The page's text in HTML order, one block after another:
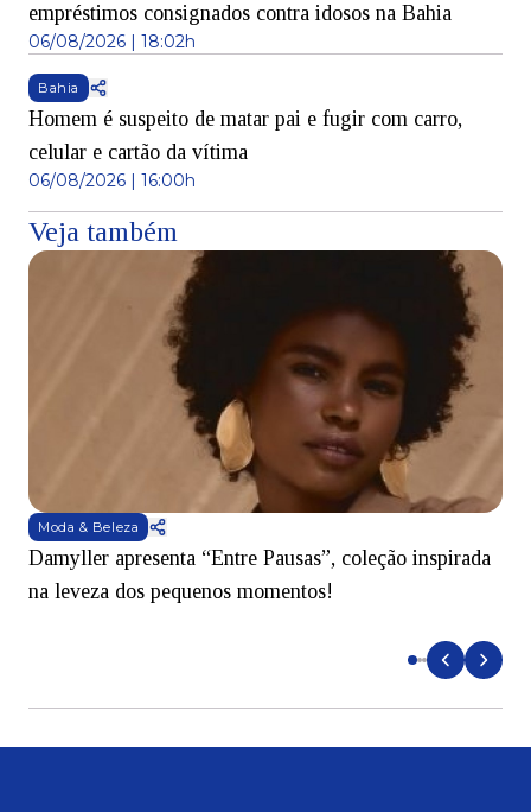
empréstimos consignados contra idosos na Bahia
06/08/2026 | 18:02h
Bahia
Homem é suspeito de matar pai e fugir com carro,
celular e cartão da vítima
06/08/2026 | 16:00h
Veja também
Moda & Beleza
Damyller apresenta “Entre Pausas”, coleção inspirada
na leveza dos pequenos momentos!